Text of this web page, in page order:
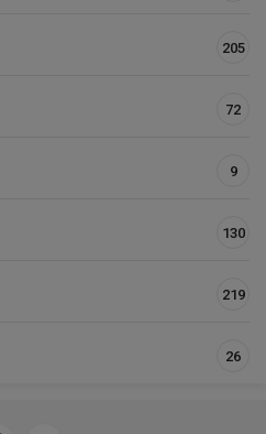
205
72
9
130
219
26